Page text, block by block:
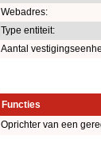
Webadres:
Type entiteit:
Aantal
Functies
Oprichter van een